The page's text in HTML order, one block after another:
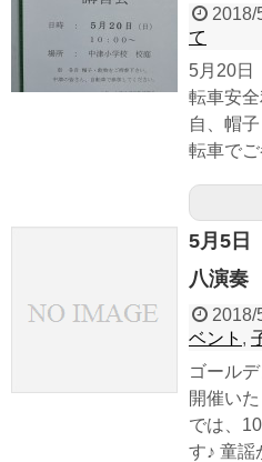
2018/
て
5月20日
転車安
自、帽
転車で
5月5日
八演奏
2018/
ベント ,
ゴール
開催い
では、
す♪ 童謡